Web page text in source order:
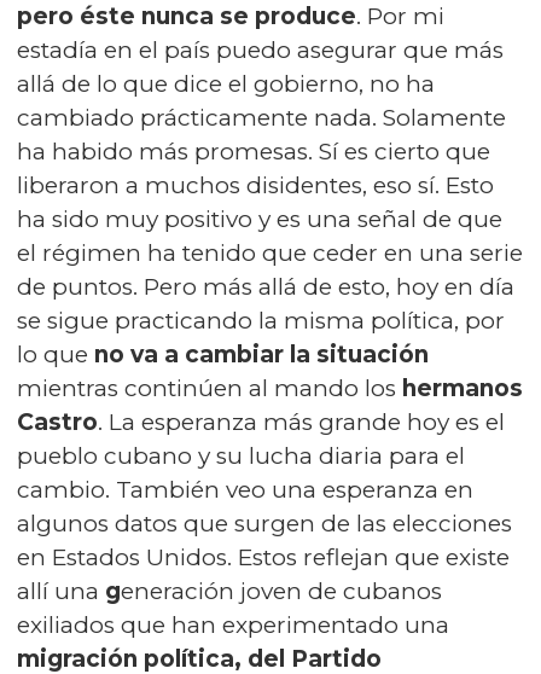
pero éste nunca se produce. Por mi
estadía en el país puedo asegurar que más
allá de lo que dice el gobierno, no ha
cambiado prácticamente nada. Solamente
ha habido más promesas. Sí es cierto que
liberaron a muchos disidentes, eso sí. Esto
ha sido muy positivo y es una señal de que
el régimen ha tenido que ceder en una serie
de puntos. Pero más allá de esto, hoy en día
se sigue practicando la misma política, por
lo que no va a cambiar la situación
mientras continúen al mando los hermanos
Castro. La esperanza más grande hoy es el
pueblo cubano y su lucha diaria para el
cambio. También veo una esperanza en
algunos datos que surgen de las elecciones
en Estados Unidos. Estos reflejan que existe
allí una generación joven de cubanos
exiliados que han experimentado una
migración política, del Partido